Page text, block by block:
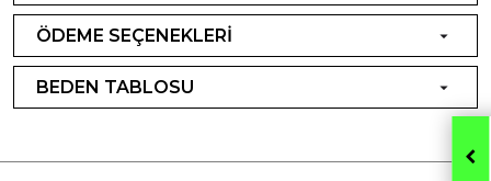
ÖDEME SEÇENEKLERİ
BEDEN TABLOSU